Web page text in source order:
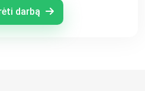
darbą